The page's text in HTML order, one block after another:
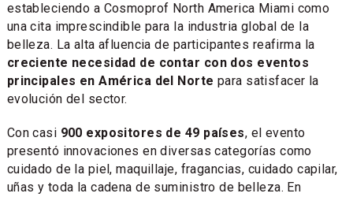
estableciendo a Cosmoprof North America Miami como
una cita imprescindible para la industria global de la
belleza. La alta afluencia de participantes reafirma la
creciente necesidad de contar con dos eventos
principales en América del Norte para satisfacer la
evolución del sector.
Con casi 900 expositores de 49 países, el evento
presentó innovaciones en diversas categorías como
cuidado de la piel, maquillaje, fragancias, cuidado capilar,
uñas y toda la cadena de suministro de belleza. En